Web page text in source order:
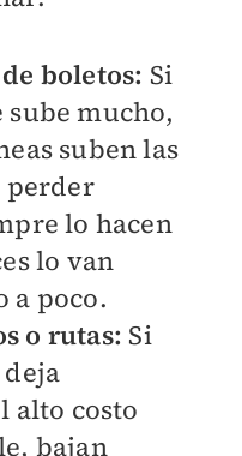
boletos: Si
mucho,
suben las
perder
lo hacen
lo van
a poco.
o rutas: Si
alto costo
bajan